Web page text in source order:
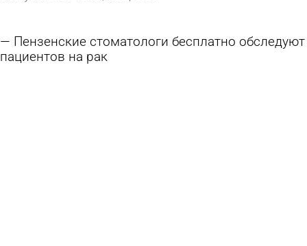
Пензенские стоматологи бесплатно обследуют
пациентов на рак